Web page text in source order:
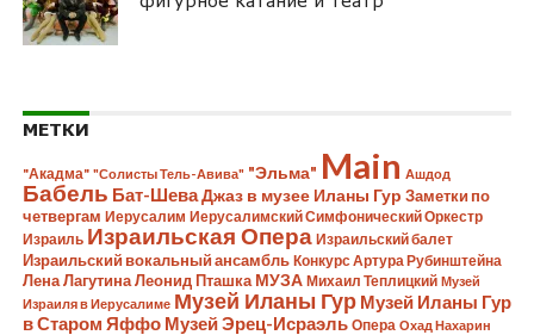
МЕТКИ
"Акадма" "Солисты Тель-Авива" "Эльма" Main Ашдод
Бабель Бат-ШеваДжаз в музее Иланы Гур Заметки по
четвергам Иерусалим Иерусалимский Симфонический Оркестр
Израиль Израильская Опера Израильский балет
Израильский вокальный ансамбль Конкурс Артура Рубинштейна
Лена Лагутина Леонид Пташка МУЗА Михаил Теплицкий Музей
Израиля в Иерусалиме Музей Иланы Гур Музей Иланы Гур
в Старом Яффо Музей Эрец-Исраэль Опера Охад Нахарин